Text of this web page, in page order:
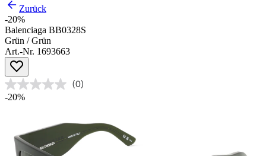
Zurück
-20%
Balenciaga BB0328S
Grün / Grün
Art.-Nr. 1693663
(0)
-20%